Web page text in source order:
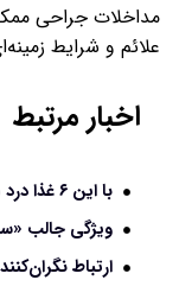
مداخلات جراحی
علائم و شرایط
اخبار مرتبط
با این ۶ غذا درد مفاصل خود را در زمستان کاهش دهید
ویژگی جالب
ارتباط